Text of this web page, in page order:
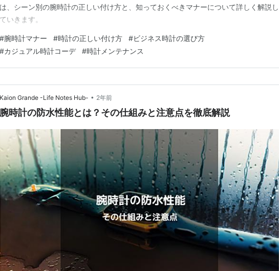
は、シーン別の腕時計の正しい付け方と、知っておくべきマナーについて詳しく解説し
ていきます。
#腕時計マナー #時計の正しい付け方 #ビジネス時計の選び方
#カジュアル時計コーデ #時計メンテナンス
Kaion Grande -Life Notes Hub- • 2年前
腕時計の防水性能とは？その仕組みと注意点を徹底解説